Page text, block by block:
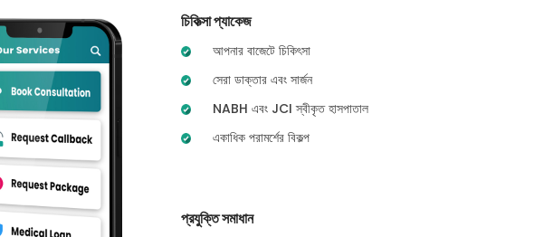
চিকিত্সা প্যাকেজ
আপনার বাজেটে চিকিৎসা
সেরা ডাক্তার এবং সার্জন
NABH এবং JCI স্বীকৃত হাসপাতাল
একাধিক পরামর্শের বিকল্প
প্রযুক্তি সমাধান